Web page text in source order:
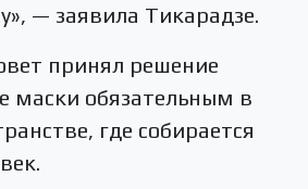
— заявила Тикарадзе.
принял решение
маски обязательным в
где собирается